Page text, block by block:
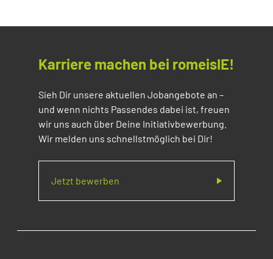
Karriere machen bei romeisIE!
Sieh Dir unsere aktuellen Jobangebote an –
und wenn nichts Passendes dabei ist, freuen
wir uns auch über Deine Initiativbewerbung.
Wir melden uns schnellstmöglich bei Dir!
Jetzt bewerben